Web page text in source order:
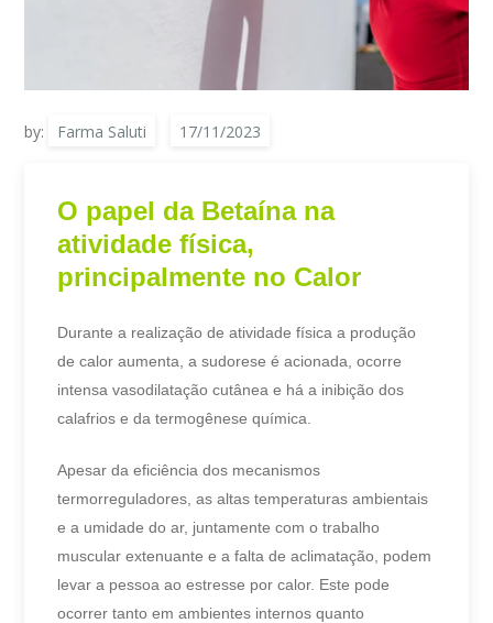
by: Farma Saluti
O papel da Betaína na
atividade física,
principalmente no Calor
Durante a realização de atividade física a produção
de calor aumenta, a sudorese é acionada, ocorre
intensa vasodilatação cutânea e há a inibição dos
calafrios e da termogênese química.
Apesar da eficiência dos mecanismos
termorreguladores, as altas temperaturas ambientais
e a umidade do ar, juntamente com o trabalho
muscular extenuante e a falta de aclimatação, podem
levar a pessoa ao estresse por calor. Este pode
ocorrer tanto em ambientes internos quanto